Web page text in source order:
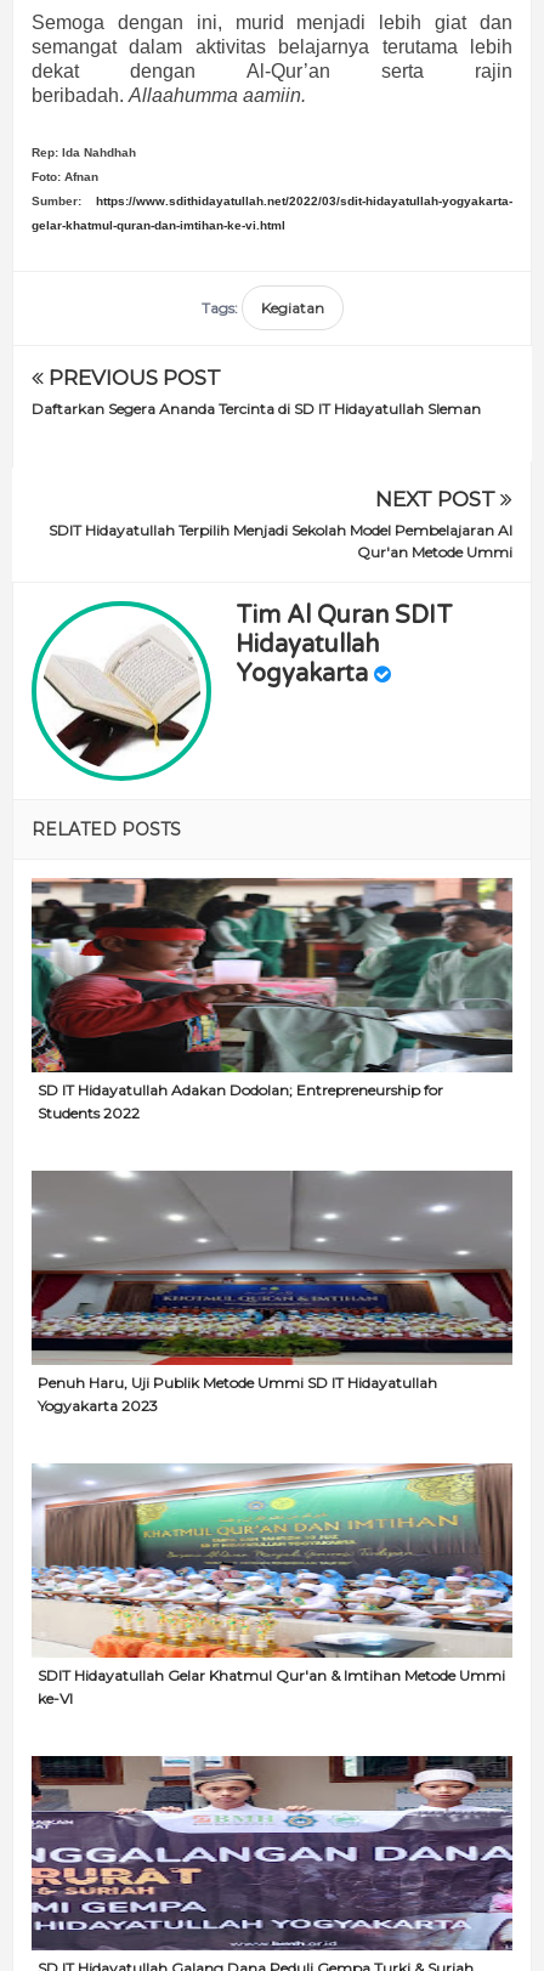
Semoga dengan ini, murid menjadi lebih giat dan
semangat dalam aktivitas belajarnya terutama lebih
dekat dengan Al-Qur’an serta rajin
beribadah. Allaahumma aamiin.
Rep: Ida Nahdhah
Foto: Afnan
Sumber: https://www.sdithidayatullah.net/2022/03/sdit-hidayatullah-yogyakarta-
gelar-khatmul-quran-dan-imtihan-ke-vi.html
Tags: Kegiatan
PREVIOUS POST
Daftarkan Segera Ananda Tercinta di SD IT Hidayatullah Sleman
NEXT POST
SDIT Hidayatullah Terpilih Menjadi Sekolah Model Pembelajaran Al
Qur'an Metode Ummi
Tim Al Quran SDIT
Hidayatullah
Yogyakarta
RELATED POSTS
SD IT Hidayatullah Adakan Dodolan; Entrepreneurship for
Students 2022
Penuh Haru, Uji Publik Metode Ummi SD IT Hidayatullah
Yogyakarta 2023
SDIT Hidayatullah Gelar Khatmul Qur'an & Imtihan Metode Ummi
ke-VI